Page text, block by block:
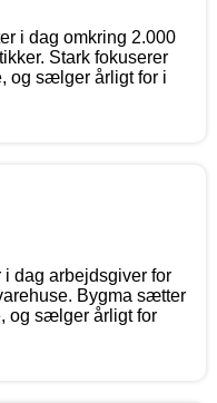
i dag omkring 2.000
Stark fokuserer
og sælger årligt for i
i dag arbejdsgiver for
Bygma sætter
og sælger årligt for